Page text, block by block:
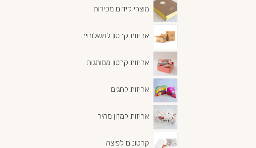
מוצרי קידום מכירות
אריזות קרטון למשלוחים
אריזות קרטון ממותגות
אריזות לחגים
אריזות למזון מהיר
קרטונים לפיצה